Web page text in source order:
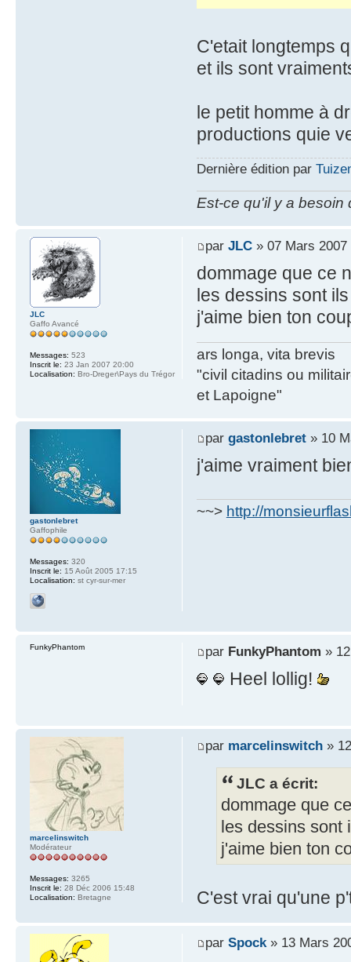
C'etait longtemps
et ils sont
le petit homme à
productions quie
Dernière édition par
Est-ce qu'il y a besoin
par JLC» 07 Mars 2007
dommage que ce
les dessins sont
j'aime bien ton
ars longa, vita brevis
"civil citadins ou
et Lapoigne"
JLC
Gaffo Avancé
Messages: 523
Inscrit le: 23 Jan 2007 20:00
Localisation: Bro-Dreger\Pays du Trégor
par gastonlebret» 10
j'aime vraiment
~~> http://
gastonlebret
Gaffophile
Messages: 320
Inscrit le: 15 Août 2005 17:15
Localisation: st cyr-sur-mer
par FunkyPhantom »
Heel lollig!
FunkyPhantom
par marcelinswitch»
JLC a écrit:
dommage que
les dessins
j'aime bien ton
C'est vrai qu'une
marcelinswitch
Modérateur
Messages: 3265
Inscrit le: 28 Déc 2006 15:48
Localisation: Bretagne
par Spock» 13 Mars